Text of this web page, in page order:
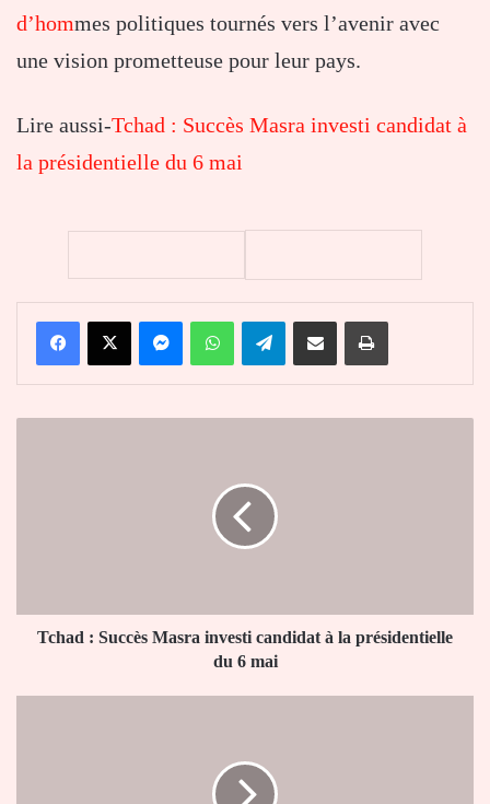
d’hommes politiques tournés vers l’avenir avec
une vision prometteuse pour leur pays.
Lire aussi-Tchad : Succès Masra investi candidat à
la présidentielle du 6 mai
FacebookX MessengerWhatsAppTelegramPartager par email Imprimer
présidentielle
Tchad : Succès Masra investi candidat à la présidentielle
du 6 mai